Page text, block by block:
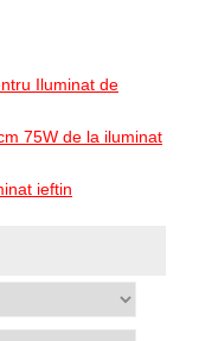
Iluminat de
75W de la iluminat
ieftin